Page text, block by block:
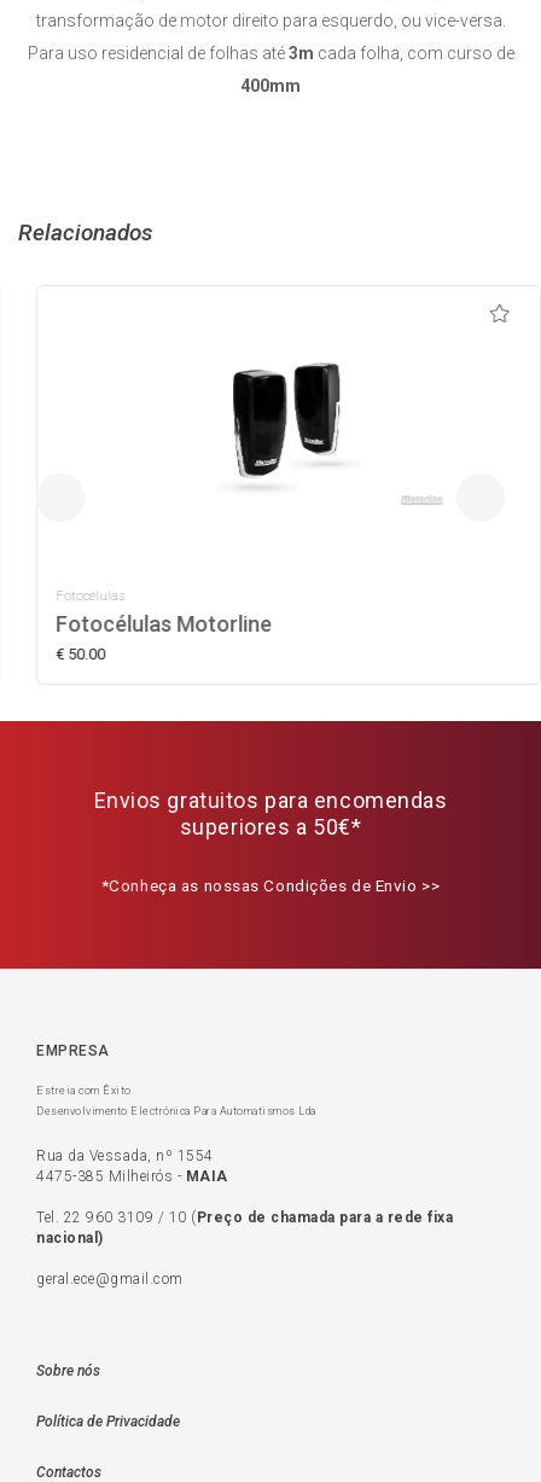
transformação de motor direito para esquerdo, ou vice-versa.
Para uso residencial de folhas até3m cada folha, com curso de
400mm
Relacionados
Fotocélulas
Fotocélulas Motorline
€ 50.00
Envios gratuitos para encomendas
superiores a 50€*
*Conheça as nossas Condições de Envio >>
EMPRESA
Estreia com Êxito
Desenvolvimento Electrónica Para Automatismos Lda
Rua da Vessada, nº 1554
4475-385 Milheirós - MAIA
Tel. 22 960 3109 / 10 ( Preço de c hamada para a rede fixa
nacional)
geral.ece@gmail.com
Sobre nós
Política de Privacidade
Contactos